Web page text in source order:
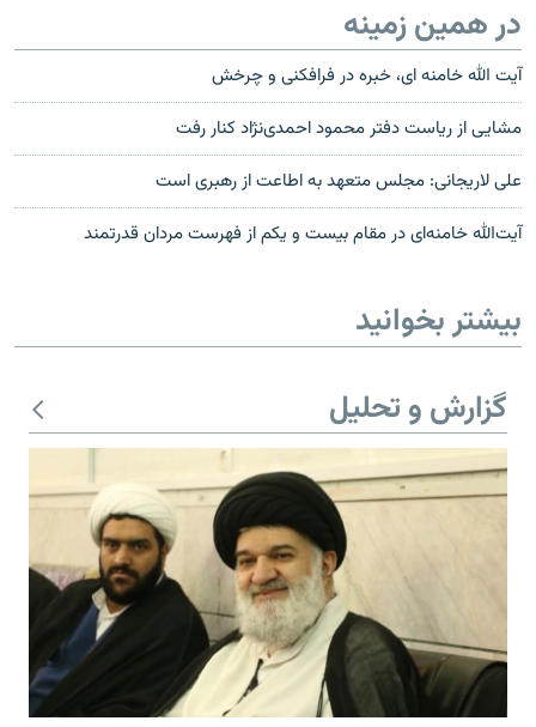
در همین زمینه
آیت الله خامنه ای، خبره در فرافکنی و چرخش
مشایی از ریاست دفتر محمود احمدی‌نژاد کنار رفت
علی لاريجانی: مجلس متعهد به اطاعت از رهبری است
آیت‌الله خامنه‌ای در مقام بیست و یکم از فهرست مردان قدرتمند
بیشتر بخوانید
گزارش و تحلیل